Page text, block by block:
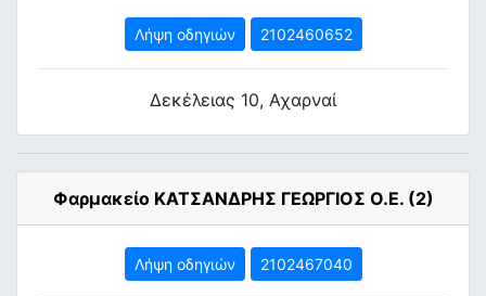
Λήψη οδηγιών 2102460652
Δεκέλειας 10, Αχαρναί
Φαρμακείο ΚΑΤΣΑΝΔΡΗΣ ΓΕΩΡΓΙΟΣ Ο.Ε. (2)
Λήψη οδηγιών 2102467040